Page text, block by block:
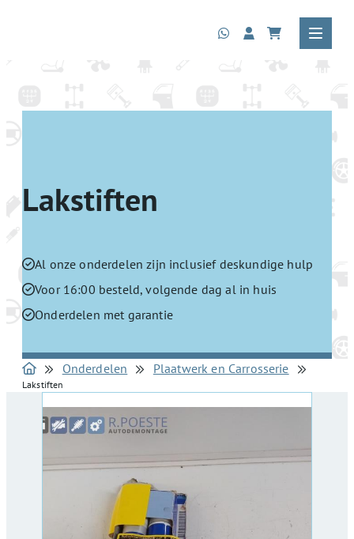
Lakstiften
Al onze onderdelen zijn inclusief deskundige hulp
Voor 16:00 besteld, volgende dag al in huis
Onderdelen met garantie
Onderdelen Plaatwerk en Carrosserie
Lakstiften